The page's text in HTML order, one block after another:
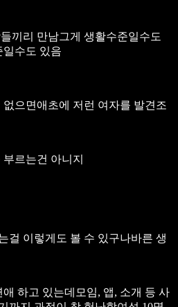
끼리 만남그게 생활수준일수도
일수도 있음
으면애초에 저런 여자를 발견조
르는건 아니지
걸 이렇게도 볼 수 있구나바른 생
하고 있는데모임, 앱, 소개 등 사